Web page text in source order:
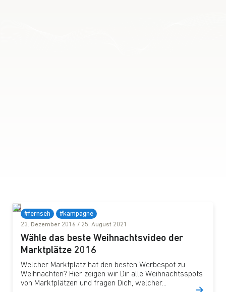
#fernseh #kampagne
23. Dezember 2016 / 25. August 2021
Wähle das beste Weihnachtsvideo der
Marktplätze 2016
Welcher Marktplatz hat den besten Werbespot zu
Weihnachten? Hier zeigen wir Dir alle Weihnachtsspots
von Marktplätzen und fragen Dich, welcher...